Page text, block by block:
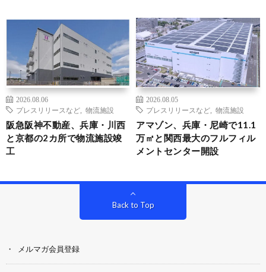
2026.08.06
プレスリリースなど
物流施設
阪急阪神不動産、兵庫・川西
と京都の2カ所で物流施設竣
工
2026.08.05
プレスリリースなど
物流施設
アマゾン、兵庫・尼崎で11.1
万㎡と関西最大のフルフィル
メントセンター開設
Back to Top
メルマガ会員登録